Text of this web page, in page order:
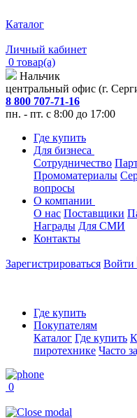
Каталог
Личный кабинет
0 товар(а)
Нальчик
центральный офис (г.
8 800 707-71-16
пн. - пт. с 8:00 до 17:00
Где купить
Для бизнеса
Сотрудничество
Промоматериалы
вопросы
О компании
О нас Поставщики
Награды Для СМИ
Контакты
Зарегистрироваться Войти
Где купить
Покупателям
Каталог Где купить
пиротехнике Часто
0